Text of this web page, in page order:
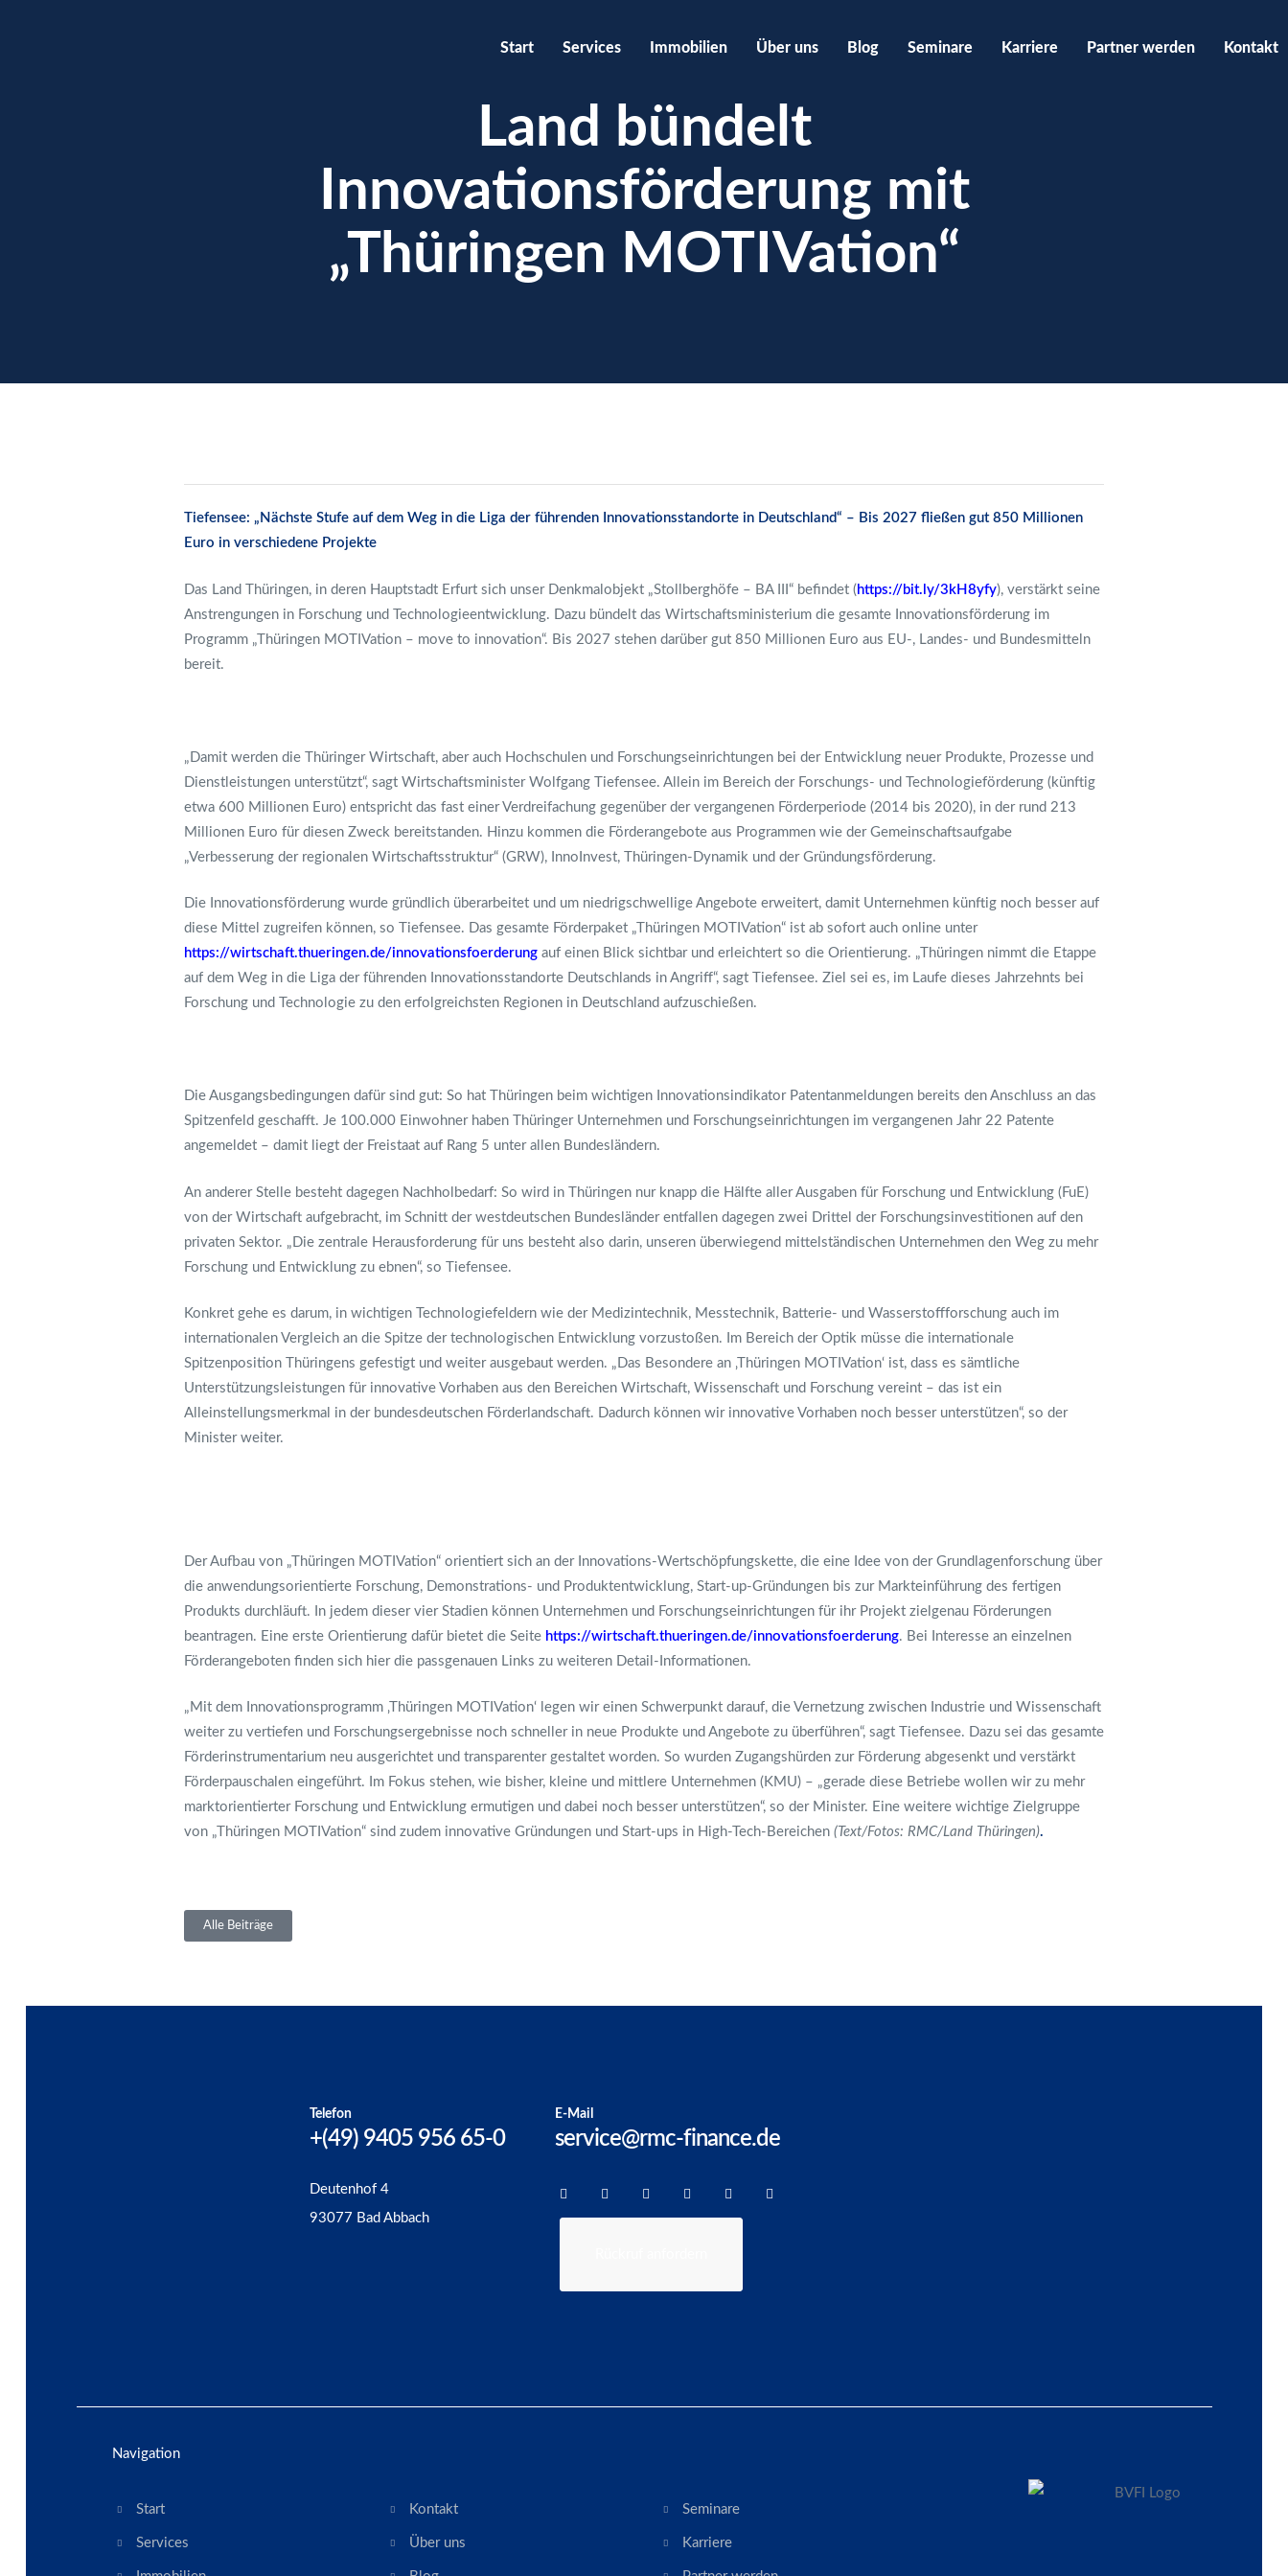
Start Services Immobilien Über uns Blog Seminare Karriere Partner werden Kontakt
Land bündelt
Innovationsförderung mit
„Thüringen MOTIVation“
Tiefensee: „Nächste Stufe auf dem Weg in die Liga der führenden Innovationsstandorte in Deutschland“ – Bis 2027 fließen gut 850 Millionen
Euro in verschiedene Projekte
Das Land Thüringen, in deren Hauptstadt Erfurt sich unser Denkmalobjekt „Stollberghöfe – BA III“ befindet (https://bit.ly/3kH8yfy), verstärkt seine
Anstrengungen in Forschung und Technologieentwicklung. Dazu bündelt das Wirtschaftsministerium die gesamte Innovationsförderung im
Programm „Thüringen MOTIVation – move to innovation“. Bis 2027 stehen darüber gut 850 Millionen Euro aus EU-, Landes- und Bundesmitteln
bereit.
„Damit werden die Thüringer Wirtschaft, aber auch Hochschulen und Forschungseinrichtungen bei der Entwicklung neuer Produkte, Prozesse und
Dienstleistungen unterstützt“, sagt Wirtschaftsminister Wolfgang Tiefensee. Allein im Bereich der Forschungs- und Technologieförderung (künftig
etwa 600 Millionen Euro) entspricht das fast einer Verdreifachung gegenüber der vergangenen Förderperiode (2014 bis 2020), in der rund 213
Millionen Euro für diesen Zweck bereitstanden. Hinzu kommen die Förderangebote aus Programmen wie der Gemeinschaftsaufgabe
„Verbesserung der regionalen Wirtschaftsstruktur“ (GRW), InnoInvest, Thüringen-Dynamik und der Gründungsförderung.
Die Innovationsförderung wurde gründlich überarbeitet und um niedrigschwellige Angebote erweitert, damit Unternehmen künftig noch besser auf
diese Mittel zugreifen können, so Tiefensee. Das gesamte Förderpaket „Thüringen MOTIVation“ ist ab sofort auch online unter
https://wirtschaft.thueringen.de/innovationsfoerderung auf einen Blick sichtbar und erleichtert so die Orientierung. „Thüringen nimmt die Etappe
auf dem Weg in die Liga der führenden Innovationsstandorte Deutschlands in Angriff“, sagt Tiefensee. Ziel sei es, im Laufe dieses Jahrzehnts bei
Forschung und Technologie zu den erfolgreichsten Regionen in Deutschland aufzuschießen.
Die Ausgangsbedingungen dafür sind gut: So hat Thüringen beim wichtigen Innovationsindikator Patentanmeldungen bereits den Anschluss an das
Spitzenfeld geschafft. Je 100.000 Einwohner haben Thüringer Unternehmen und Forschungseinrichtungen im vergangenen Jahr 22 Patente
angemeldet – damit liegt der Freistaat auf Rang 5 unter allen Bundesländern.
An anderer Stelle besteht dagegen Nachholbedarf: So wird in Thüringen nur knapp die Hälfte aller Ausgaben für Forschung und Entwicklung (FuE)
von der Wirtschaft aufgebracht, im Schnitt der westdeutschen Bundesländer entfallen dagegen zwei Drittel der Forschungsinvestitionen auf den
privaten Sektor. „Die zentrale Herausforderung für uns besteht also darin, unseren überwiegend mittelständischen Unternehmen den Weg zu mehr
Forschung und Entwicklung zu ebnen“, so Tiefensee.
Konkret gehe es darum, in wichtigen Technologiefeldern wie der Medizintechnik, Messtechnik, Batterie- und Wasserstoffforschung auch im
internationalen Vergleich an die Spitze der technologischen Entwicklung vorzustoßen. Im Bereich der Optik müsse die internationale
Spitzenposition Thüringens gefestigt und weiter ausgebaut werden. „Das Besondere an ‚Thüringen MOTIVation‘ ist, dass es sämtliche
Unterstützungsleistungen für innovative Vorhaben aus den Bereichen Wirtschaft, Wissenschaft und Forschung vereint – das ist ein
Alleinstellungsmerkmal in der bundesdeutschen Förderlandschaft. Dadurch können wir innovative Vorhaben noch besser unterstützen“, so der
Minister weiter.
Der Aufbau von „Thüringen MOTIVation“ orientiert sich an der Innovations-Wertschöpfungskette, die eine Idee von der Grundlagenforschung über
die anwendungsorientierte Forschung, Demonstrations- und Produktentwicklung, Start-up-Gründungen bis zur Markteinführung des fertigen
Produkts durchläuft. In jedem dieser vier Stadien können Unternehmen und Forschungseinrichtungen für ihr Projekt zielgenau Förderungen
beantragen. Eine erste Orientierung dafür bietet die Seite https://wirtschaft.thueringen.de/innovationsfoerderung. Bei Interesse an einzelnen
Förderangeboten finden sich hier die passgenauen Links zu weiteren Detail-Informationen.
„Mit dem Innovationsprogramm ‚Thüringen MOTIVation‘ legen wir einen Schwerpunkt darauf, die Vernetzung zwischen Industrie und Wissenschaft
weiter zu vertiefen und Forschungsergebnisse noch schneller in neue Produkte und Angebote zu überführen“, sagt Tiefensee. Dazu sei das gesamte
Förderinstrumentarium neu ausgerichtet und transparenter gestaltet worden. So wurden Zugangshürden zur Förderung abgesenkt und verstärkt
Förderpauschalen eingeführt. Im Fokus stehen, wie bisher, kleine und mittlere Unternehmen (KMU) – „gerade diese Betriebe wollen wir zu mehr
marktorientierter Forschung und Entwicklung ermutigen und dabei noch besser unterstützen“, so der Minister. Eine weitere wichtige Zielgruppe
von „Thüringen MOTIVation“ sind zudem innovative Gründungen und Start-ups in High-Tech-Bereichen (Text/Fotos: RMC/Land Thüringen).
Alle Beiträge
Telefon
+(49) 9405 956 65-0
Deutenhof 4
93077 Bad Abbach
E-Mail
service@rmc-finance.de
Navigation
Start
Services
Kontakt
Über uns
Seminare
Karriere